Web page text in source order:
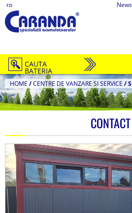
ro
CAUTA
BATERIA
HOME /CENTRE DE VANZARE SI SERVICE /
CONTACT